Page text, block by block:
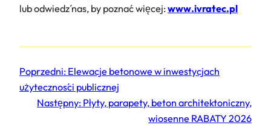
lub odwiedź nas, by poznać więcej:www.ivratec.pl
Poprzedni: Elewacje betonowe w inwestycjach
użyteczności publicznej
Następny: Płyty, parapety, beton architektoniczny,
wiosenne RABATY 2026